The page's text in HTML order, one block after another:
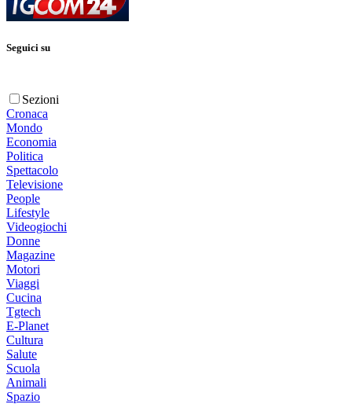
Seguici su
Sezioni
Cronaca
Mondo
Economia
Politica
Spettacolo
Televisione
People
Lifestyle
Videogiochi
Donne
Magazine
Motori
Viaggi
Cucina
Tgtech
E-Planet
Cultura
Salute
Scuola
Animali
Spazio